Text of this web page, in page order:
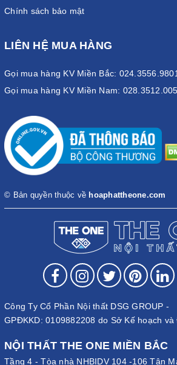
Chính sách bảo mật
LIÊN HỆ MUA HÀNG
Gọi mua hàng KV Miền Bắc:
Gọi mua hàng KV Miền Nam:
© Bản quyền thuộc về hoaphattheone.com
Công Ty Cổ Phần Nội thất DSG GROUP -
GPĐKKD: 0109882208 do Sở Kế hoạch và
NỘI THẤT THE ONE MIỀN BẮC
Tầng 4 - Tòa nhà NHBIDV 104 -106 Tân